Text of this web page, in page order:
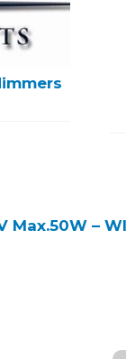
Max.50W –